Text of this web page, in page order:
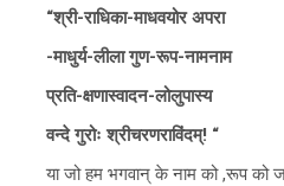
“श्री-राधिका-माधवयोर अपरा
-माधुर्य-लीला गुण-रूप-नामनाम
प्रति-क्षणास्वादन-लोलुपास्य
वन्दे गुरोः श्रीचरणराविंदम्! “
या जो हम भगवान् के नाम को ,रूप को